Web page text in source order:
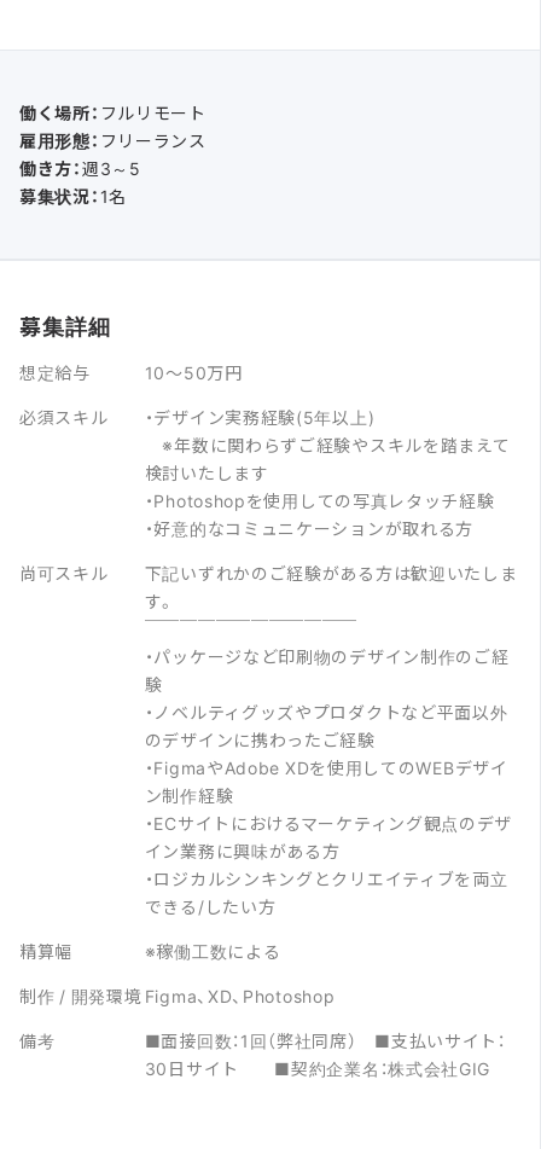
働く場所： フルリモート
雇用形態： フリーランス
働き方：週3～5
募集状況： 1名
募集詳細
想定給与
10～50万円
必須スキル
・デザイン実務経験(5年以上)
※年数に関わらずご経験やスキルを踏まえて
検討いたします
・Photoshopを使用しての写真レタッチ経験
・好意的なコミュニケーションが取れる方
尚可スキル
下記いずれかのご経験がある方は歓迎いたしま
す。
￣￣￣￣￣￣￣￣￣￣￣￣
・パッケージなど印刷物のデザイン制作のご経
験
・ノベルティグッズやプロダクトなど平面以外
のデザインに携わったご経験
・FigmaやAdobe XDを使用してのWEBデザイ
ン制作経験
・ECサイトにおけるマーケティング観点のデザ
イン業務に興味がある方
・ロジカルシンキングとクリエイティブを両立
できる/したい方
精算幅
※稼働工数による
制作 / 開発環境 Figma、XD、Photoshop
備考
■面接回数：1回（弊社同席） ■支払いサイト：
30日サイト ■契約企業名：株式会社GIG